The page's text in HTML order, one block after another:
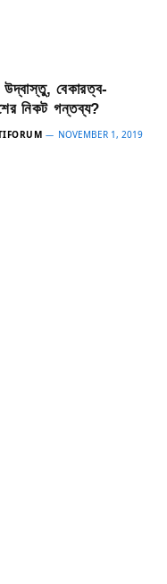
বেকারত্ব-
নিকট গন্তব্য?
NOVEMBER 1, 2019